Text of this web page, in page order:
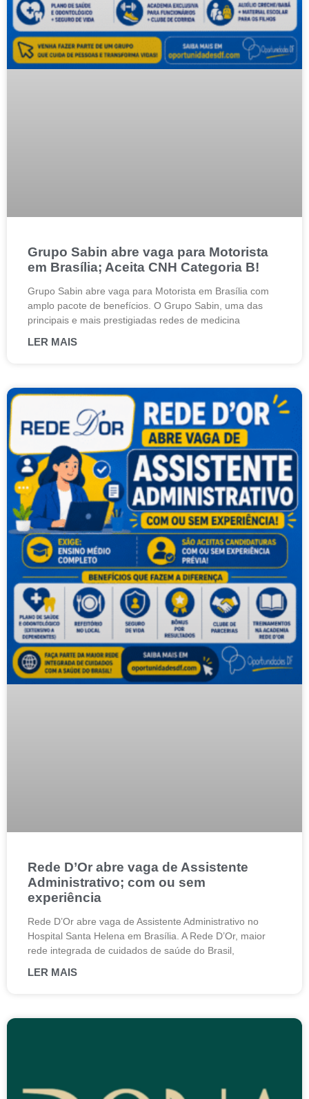
Grupo Sabin abre vaga para Motorista
em Brasília; Aceita CNH Categoria B!
Grupo Sabin abre vaga para Motorista em Brasília com
amplo pacote de benefícios. O Grupo Sabin, uma das
principais e mais prestigiadas redes de medicina
LER MAIS
Rede D’Or abre vaga de Assistente
Administrativo; com ou sem
experiência
Rede D’Or abre vaga de Assistente Administrativo no
Hospital Santa Helena em Brasília. A Rede D’Or, maior
rede integrada de cuidados de saúde do Brasil,
LER MAIS